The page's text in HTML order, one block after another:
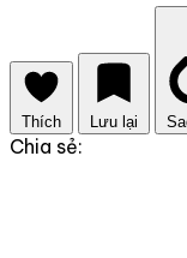
Thích Lưu lại
Chia sẻ: